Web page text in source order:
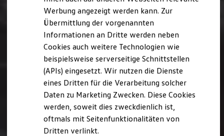
we drive football
#wedriveproud
Besitzer und Service
myVolkswagen
Software Updates
Service und Ersatzteile
Inspektion und HU/AU
Reparaturen und Checks
Motorenöl und Flüssigkeiten
Räder und Reifen
Pannen- und Unfallhilfe
Economy Service
Volkswagen Teile
Zubehör
Modellspezifisches Zubehör
Werbung angezeigt werden kann. Zur
Übermittlung der vorgenannten
Informationen an Dritte werden neben
Cookies auch weitere Technologien wie
beispielsweise serverseitige Schnittstellen
(APIs) eingesetzt. Wir nutzen die Dienste
eines Dritten für die Verarbeitung solcher
Daten zu Marketing Zwecken. Diese Cookies
werden, soweit dies zweckdienlich ist,
oftmals mit Seitenfunktionalitäten von
Dritten verlinkt.